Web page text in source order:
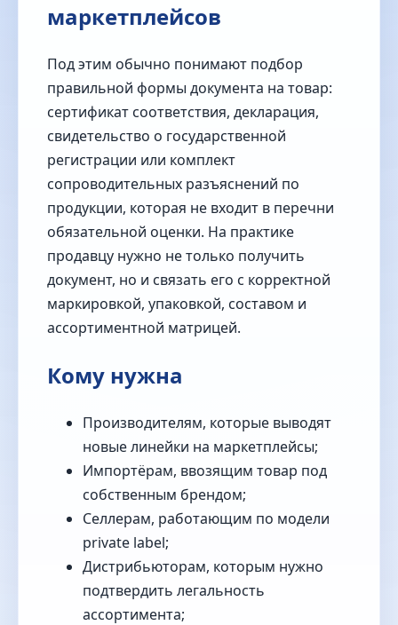
маркетплейсов
Под этим обычно понимают подбор
правильной формы документа на товар:
сертификат соответствия, декларация,
свидетельство о государственной
регистрации или комплект
сопроводительных разъяснений по
продукции, которая не входит в перечни
обязательной оценки. На практике
продавцу нужно не только получить
документ, но и связать его с корректной
маркировкой, упаковкой, составом и
ассортиментной матрицей.
Кому нужна
Производителям, которые выводят
новые линейки на маркетплейсы;
Импортёрам, ввозящим товар под
собственным брендом;
Селлерам, работающим по модели
private label;
Дистрибьюторам, которым нужно
подтвердить легальность
ассортимента;